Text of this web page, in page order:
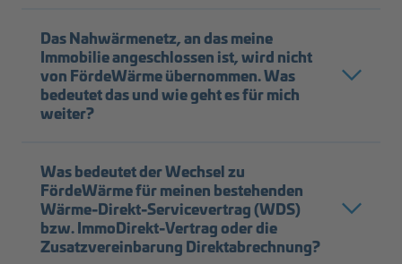
Das Nahwärmenetz, an das meine
Immobilie angeschlossen ist, wird nicht
von FördeWärme übernommen. Was
bedeutet das und wie geht es für mich
weiter?
Was bedeutet der Wechsel zu
FördeWärme für meinen bestehenden
Wärme-Direkt-Servicevertrag (WDS)
bzw. ImmoDirekt-Vertrag oder die
Zusatzvereinbarung Direktabrechnung?